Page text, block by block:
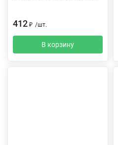
412 ₽ /шт.
В корзину